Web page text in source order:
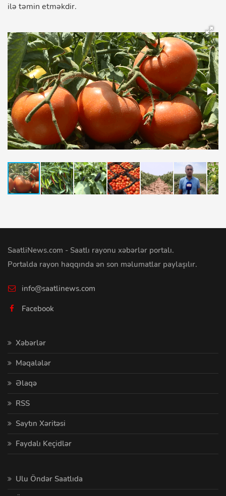
ilə təmin etməkdir.
SaatliNews.com - Saatlı rayonu xəbərlər portalı.
Portalda rayon haqqında ən son məlumatlar paylaşılır.
info@saatlinews.com
Facebook
Xəbərlər
Məqalələr
Əlaqə
RSS
Saytın Xəritəsi
Faydalı Keçidlər
Ulu Öndər Saatlıda